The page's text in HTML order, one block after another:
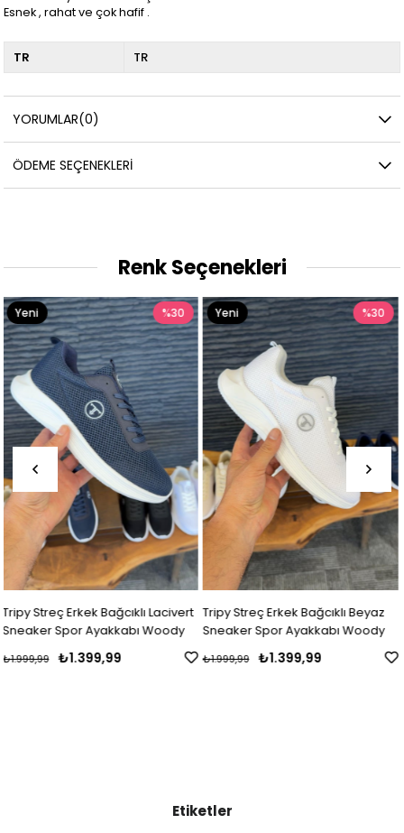
Esnek , rahat ve çok hafif .
TR TR
YORUMLAR(0)
ÖDEME SEÇENEKLERI
Renk Seçenekleri
Tripy Streç Erkek Bağcıklı Beyaz
Sneaker Spor Ayakkabı Woody
₺1.399,99
₺1.999,99
%30
Yeni
Ürün
Tripy Streç Erkek Bağcıklı Siyah
Sneaker Spor Ayakkabı Woody
₺1.399,99
₺1.999,99
%30
Yeni
Ürün
Etiketler